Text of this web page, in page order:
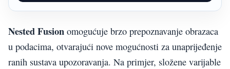
Nested Fusion omogućuje brzo prepoznavanje obrazaca
u podacima, otvarajući nove mogućnosti za unaprijeđenje
ranih sustava upozoravanja. Na primjer, složene varijable